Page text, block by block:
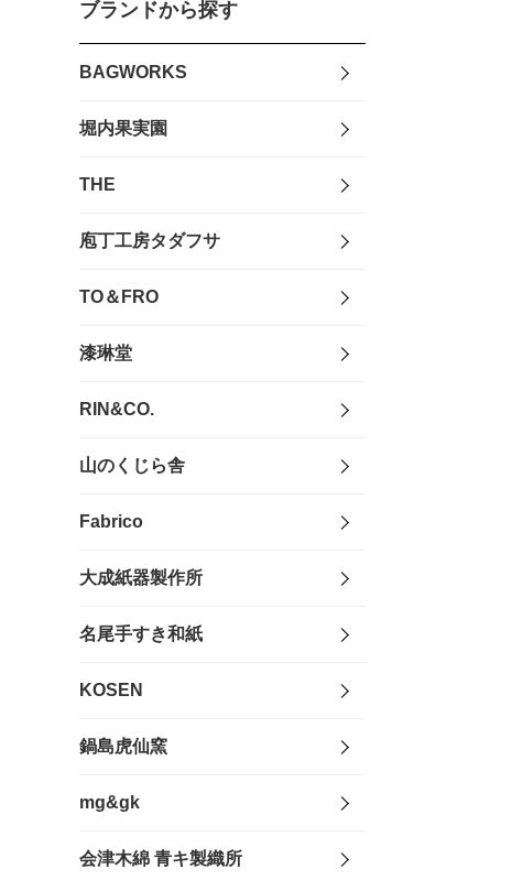
ブランドから探す
BAGWORKS
堀内果実園
THE
庖丁工房タダフサ
TO＆FRO
漆琳堂
RIN&CO.
山のくじら舎
Fabrico
大成紙器製作所
名尾手すき和紙
KOSEN
鍋島虎仙窯
mg&gk
会津木綿 青キ製織所